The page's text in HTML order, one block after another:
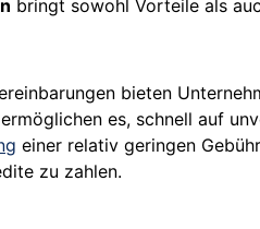
bringt sowohl Vorteile als
bieten
es, schnell auf
einer relativ geringen
zu zahlen.